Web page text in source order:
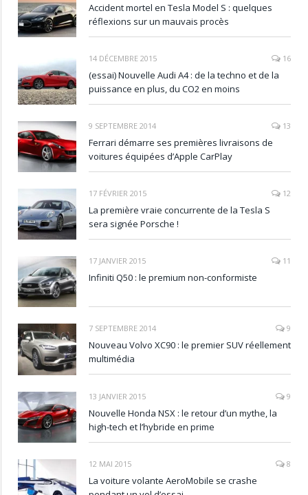
Accident mortel en Tesla Model S : quelques
réflexions sur un mauvais procès
14 DÉCEMBRE 2015 16
(essai) Nouvelle Audi A4 : de la techno et de la
puissance en plus, du CO2 en moins
9 SEPTEMBRE 2014 13
Ferrari démarre ses premières livraisons de
voitures équipées d’Apple CarPlay
17 FÉVRIER 2015 12
La première vraie concurrente de la Tesla S
sera signée Porsche !
17 JANVIER 2015 11
Infiniti Q50 : le premium non-conformiste
7 SEPTEMBRE 2014 9
Nouveau Volvo XC90 : le premier SUV réellement
multimédia
13 JANVIER 2015 9
Nouvelle Honda NSX : le retour d’un mythe, la
high-tech et l’hybride en prime
12 MAI 2015 8
La voiture volante AeroMobile se crashe